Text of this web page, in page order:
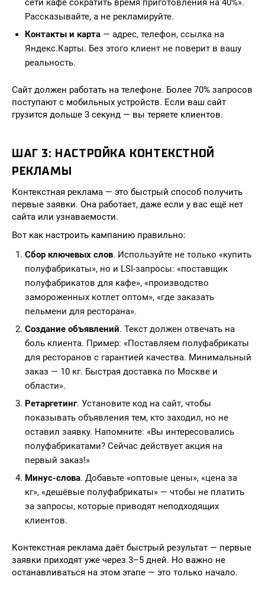
сети кафе сократить время приготовления на 40%».
Рассказывайте, а не рекламируйте.
Контакты и карта — адрес, телефон, ссылка на
Яндекс.Карты. Без этого клиент не поверит в вашу
реальность.
Сайт должен работать на телефоне. Более 70% запросов
поступают с мобильных устройств. Если ваш сайт
грузится дольше 3 секунд — вы теряете клиентов.
ШАГ 3: НАСТРОЙКА КОНТЕКСТНОЙ
РЕКЛАМЫ
Контекстная реклама — это быстрый способ получить
первые заявки. Она работает, даже если у вас ещё нет
сайта или узнаваемости.
Вот как настроить кампанию правильно:
Сбор ключевых слов. Используйте не только «купить
полуфабрикаты», но и LSI-запросы: «поставщик
полуфабрикатов для кафе», «производство
замороженных котлет оптом», «где заказать
пельмени для ресторана».
Создание объявлений. Текст должен отвечать на
боль клиента. Пример: «Поставляем полуфабрикаты
для ресторанов с гарантией качества. Минимальный
заказ — 10 кг. Быстрая доставка по Москве и
области».
Ретаргетинг. Установите код на сайт, чтобы
показывать объявления тем, кто заходил, но не
оставил заявку. Напомните: «Вы интересовались
полуфабрикатами? Сейчас действует акция на
первый заказ!»
Минус-слова. Добавьте «оптовые цены», «цена за
кг», «дешёвые полуфабрикаты» — чтобы не платить
за запросы, которые приводят неподходящих
клиентов.
Контекстная реклама даёт быстрый результат — первые
заявки приходят уже через 3–5 дней. Но важно не
останавливаться на этом этапе — это только начало.